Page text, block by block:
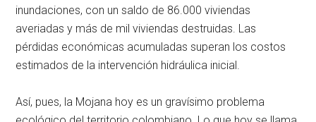
inundaciones, con un saldo de 86.000 viviendas
averiadas y más de mil viviendas destruidas. Las
pérdidas económicas acumuladas superan los costos
estimados de la intervención hidráulica inicial.
Así, pues, la Mojana hoy es un gravísimo problema